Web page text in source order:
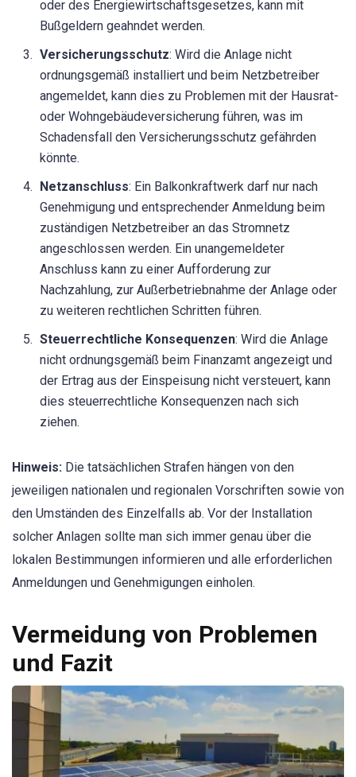
oder des Energiewirtschaftsgesetzes, kann mit
Bußgeldern geahndet werden.
Versicherungsschutz: Wird die Anlage nicht
ordnungsgemäß installiert und beim Netzbetreiber
angemeldet, kann dies zu Problemen mit der Hausrat-
oder Wohngebäudeversicherung führen, was im
Schadensfall den Versicherungsschutz gefährden
könnte.
Netzanschluss: Ein Balkonkraftwerk darf nur nach
Genehmigung und entsprechender Anmeldung beim
zuständigen Netzbetreiber an das Stromnetz
angeschlossen werden. Ein unangemeldeter
Anschluss kann zu einer Aufforderung zur
Nachzahlung, zur Außerbetriebnahme der Anlage oder
zu weiteren rechtlichen Schritten führen.
Steuerrechtliche Konsequenzen: Wird die Anlage
nicht ordnungsgemäß beim Finanzamt angezeigt und
der Ertrag aus der Einspeisung nicht versteuert, kann
dies steuerrechtliche Konsequenzen nach sich
ziehen.
Hinweis: Die tatsächlichen Strafen hängen von den
jeweiligen nationalen und regionalen Vorschriften sowie von
den Umständen des Einzelfalls ab. Vor der Installation
solcher Anlagen sollte man sich immer genau über die
lokalen Bestimmungen informieren und alle erforderlichen
Anmeldungen und Genehmigungen einholen.
Vermeidung von Problemen
und Fazit